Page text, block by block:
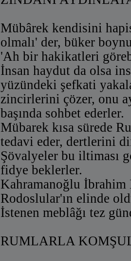
Mübârek kendisini
olmalı' der, büker
'Ah bir hakikatleri
İnsan haydut da olsa
yüzündeki şefkati
zincirlerini çözer, onu
başında sohbet ederler.
Mübarek kısa sürede
tedavi eder, dertlerini
Şövalyeler bu iltiması
fidye beklerler.
Kahramanoğlu İbrahim
Rodoslular'ın elinde
İstenen meblâğı tez
RUMLARLA